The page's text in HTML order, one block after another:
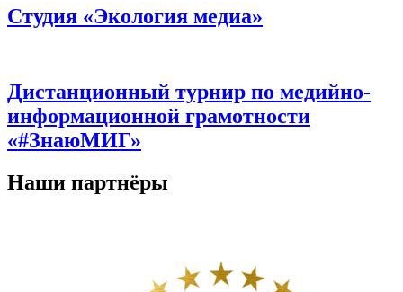
Студия «Экология медиа»
Дистанционный турнир по медийно-
информационной грамотности
«#ЗнаюМИГ»
Наши партнёры